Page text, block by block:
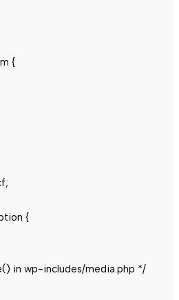
{
{
in wp-includes/media.php */